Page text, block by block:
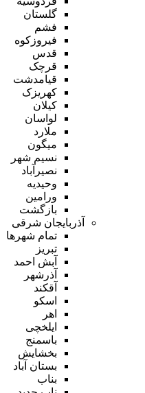
گلستان
فشم
فیروزکوه
قدس
قرچک
قیامدشت
کهریزک
کیلان
لواسان
ملارد
میگون
نسیم شهر
نصیرآباد
وحیدیه
ورامین
بازگشت
آذربایجان شرقی
تمام شهر‌ها
تبریز
آبش احمد
آذرشهر
آقکند
اسکو
اهر
ایلخچی
باسمنج
بخشایش
بستان آباد
بناب